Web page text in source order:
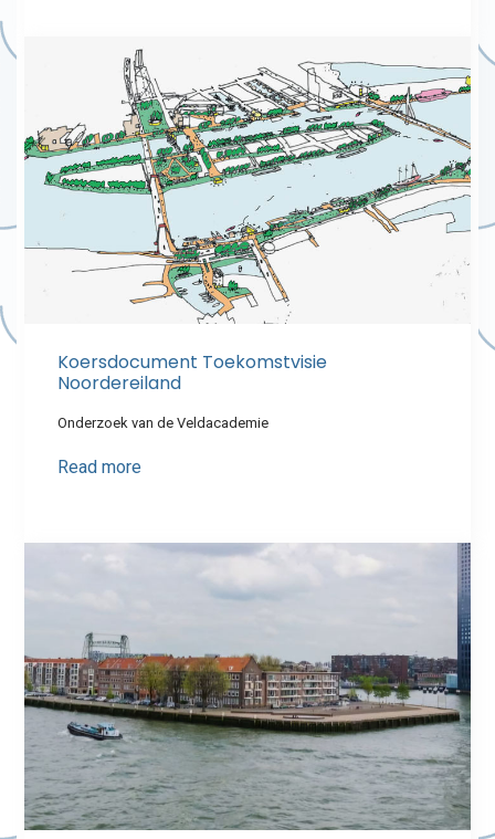
Koersdocument Toekomstvisie
Noordereiland
Onderzoek van de Veldacademie
Read more